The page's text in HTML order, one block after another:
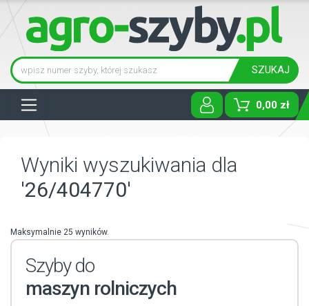
SZUKAJ
0,00 zł
Wyniki wyszukiwania dla
'26/404770'
Maksymalnie 25 wyników.
Szyby do
maszyn rolniczych